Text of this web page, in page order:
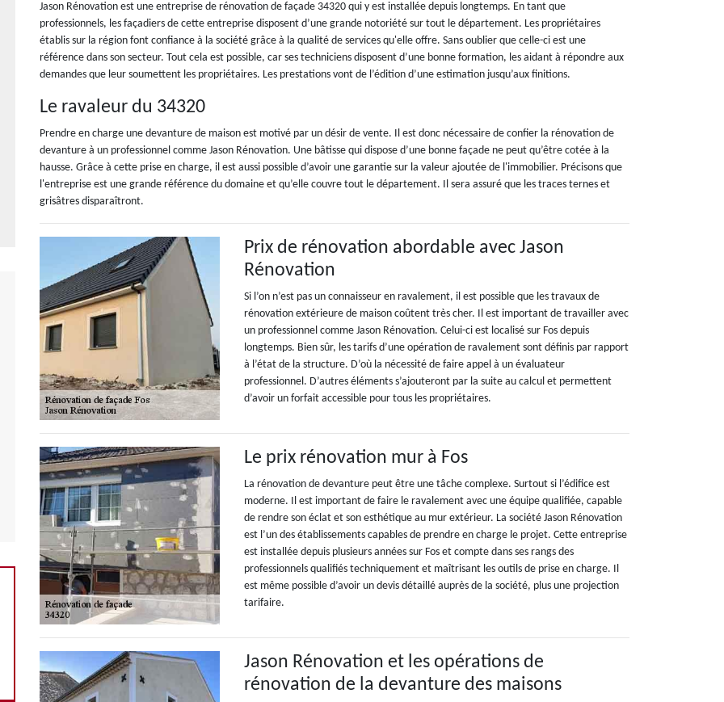
Jason Rénovation est une entreprise de rénovation de façade 34320 qui y est installée depuis longtemps. En tant que
professionnels, les façadiers de cette entreprise disposent d’une grande notoriété sur tout le département. Les propriétaires
établis sur la région font confiance à la société grâce à la qualité de services qu'elle offre. Sans oublier que celle-ci est une
référence dans son secteur. Tout cela est possible, car ses techniciens disposent d’une bonne formation, les aidant à répondre aux
demandes que leur soumettent les propriétaires. Les prestations vont de l’édition d’une estimation jusqu’aux finitions.
Le ravaleur du 34320
Prendre en charge une devanture de maison est motivé par un désir de vente. Il est donc nécessaire de confier la rénovation de
devanture à un professionnel comme Jason Rénovation. Une bâtisse qui dispose d’une bonne façade ne peut qu’être cotée à la
hausse. Grâce à cette prise en charge, il est aussi possible d’avoir une garantie sur la valeur ajoutée de l'immobilier. Précisons que
l'entreprise est une grande référence du domaine et qu’elle couvre tout le département. Il sera assuré que les traces ternes et
grisâtres disparaîtront.
Prix de rénovation abordable avec Jason
Rénovation
Si l’on n’est pas un connaisseur en ravalement, il est possible que les travaux de
rénovation extérieure de maison coûtent très cher. Il est important de travailler avec
un professionnel comme Jason Rénovation. Celui-ci est localisé sur Fos depuis
longtemps. Bien sûr, les tarifs d’une opération de ravalement sont définis par rapport
à l’état de la structure. D’où la nécessité de faire appel à un évaluateur
professionnel. D’autres éléments s’ajouteront par la suite au calcul et permettent
d’avoir un forfait accessible pour tous les propriétaires.
Le prix rénovation mur à Fos
La rénovation de devanture peut être une tâche complexe. Surtout si l’édifice est
moderne. Il est important de faire le ravalement avec une équipe qualifiée, capable
de rendre son éclat et son esthétique au mur extérieur. La société Jason Rénovation
est l’un des établissements capables de prendre en charge le projet. Cette entreprise
est installée depuis plusieurs années sur Fos et compte dans ses rangs des
professionnels qualifiés techniquement et maîtrisant les outils de prise en charge. Il
est même possible d’avoir un devis détaillé auprès de la société, plus une projection
tarifaire.
Jason Rénovation et les opérations de
rénovation de la devanture des maisons